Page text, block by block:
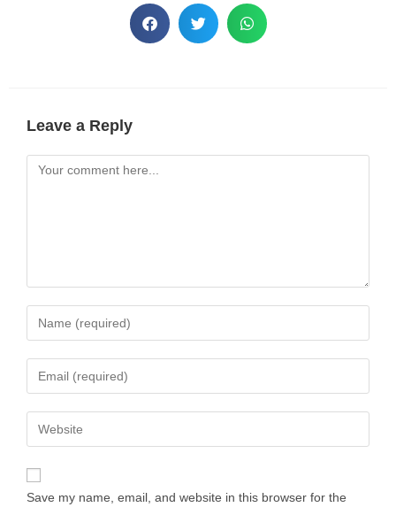
Leave a Reply
Save my name, email, and website in this browser for the